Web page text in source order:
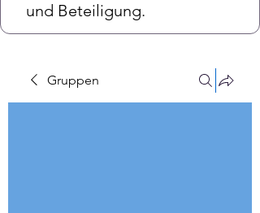
und Beteiligung.
Gruppen